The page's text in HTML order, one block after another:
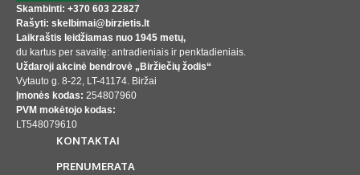
Skambinti: +370 603 22827
Rašyti: skelbimai@birzietis.lt
Laikraštis leidžiamas nuo 1945 metų,
du kartus per savaitę: antradieniais ir penktadieniais.
Uždaroji akcinė bendrovė „Biržiečių žodis“
Vytauto g. 8-22, LT-41174. Biržai
Įmonės kodas: 254807960
PVM mokėtojo kodas:
LT548079610
KONTAKTAI
PRENUMERATA